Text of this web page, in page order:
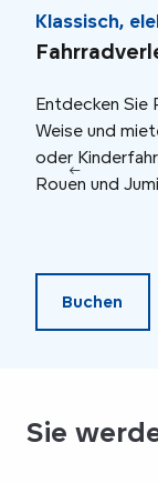
Klassisch,
Entdecken Sie
Weise und
oder
Rouen und
Buchen
Sie